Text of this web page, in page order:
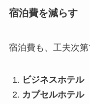
宿泊費を減らす
宿泊費も、工夫次第
ビジネスホテル
カプセルホテル